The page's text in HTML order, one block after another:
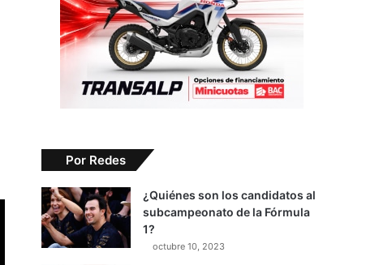
Por Redes
¿Quiénes son los candidatos al
subcampeonato de la Fórmula
1?
octubre 10, 2023